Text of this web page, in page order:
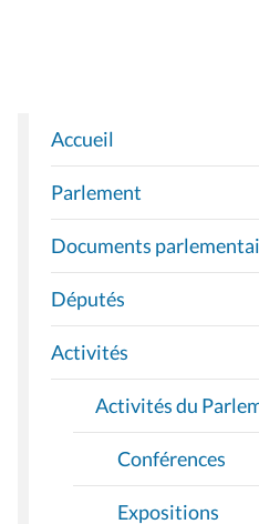
N
A
V
I
G
A
T
I
O
Accueil
Parlement
Documents
Députés
Activités
Activités du
Conférences
Expositions